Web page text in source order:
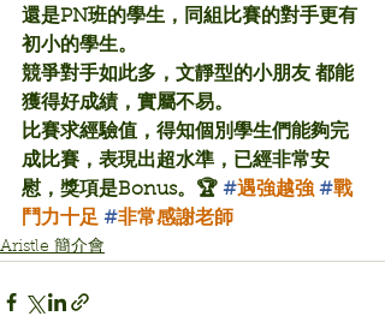
還是PN班的學生，同組比賽的對手更有
初小的學生。
競爭對手如此多，文靜型的小朋友 都能
獲得好成績，實屬不易。
比賽求經驗值，得知個別學生們能夠完
成比賽，表現出超水準，已經非常安
慰，獎項是Bonus。🏆 #遇強越強 #戰
鬥力十足 #非常感謝老師
Aristle 簡介會